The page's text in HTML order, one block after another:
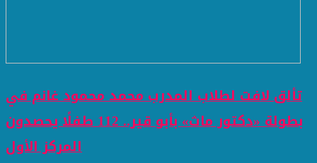
تألق لافت لطلاب المدرب محمد محمود غانم في
بطولة «دكتور ماث» بأبو قير.. 112 طفلًا يحصدون
المركز الأول